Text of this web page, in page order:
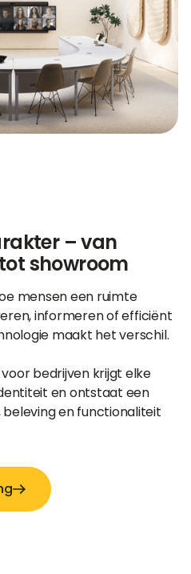
– van
showroom
mensen een ruimte
informeren of efficiënt
maakt het verschil.
bedrijven krijgt elke
en ontstaat een
en functionaliteit